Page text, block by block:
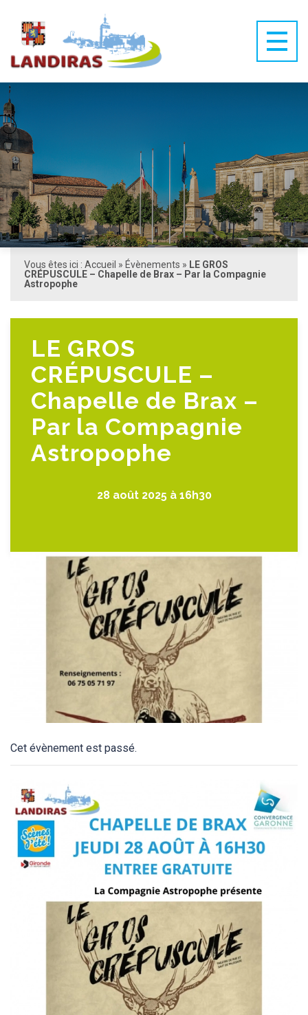
Vous êtes ici : Accueil » Évènements » LE GROS
CRÉPUSCULE – Chapelle de Brax – Par la Compagnie
Astropophe
LE GROS
CRÉPUSCULE –
Chapelle de Brax –
Par la Compagnie
Astropophe
28 août 2025 à 16h30
Cet évènement est passé.